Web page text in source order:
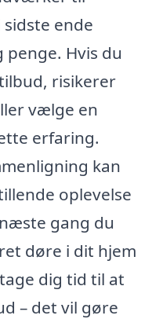
sidste ende
Hvis du
risikerer
vælge en
erfaring.
kan
oplevelse
gang du
døre i dit hjem
dig tid til at
– det vil gøre